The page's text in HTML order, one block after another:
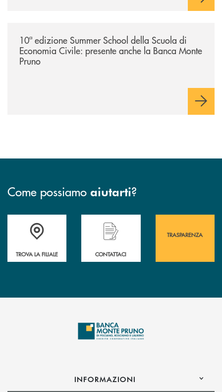
10ª edizione Summer School della Scuola di
Economia Civile: presente anche la Banca Monte
Pruno
Come possiamo aiutarti?
Accedi all' elenco completo&nbsp; delle&nbsp; filiali&nbsp; di Banca
TROVA LA FILIALE
Hai bisogno di assistenza immediata?
CONTATTACI
TRASPARENZA
INFORMAZIONI